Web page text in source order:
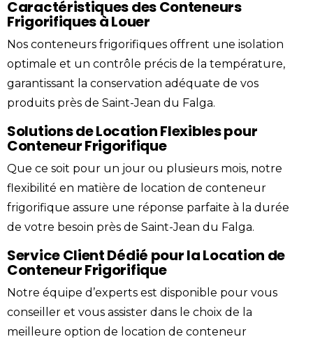
Caractéristiques des Conteneurs
Frigorifiques à Louer
Nos conteneurs frigorifiques offrent une isolation
optimale et un contrôle précis de la température,
garantissant la conservation adéquate de vos
produits près de Saint-Jean du Falga.
Solutions de Location Flexibles pour
Conteneur Frigorifique
Que ce soit pour un jour ou plusieurs mois, notre
flexibilité en matière de location de conteneur
frigorifique assure une réponse parfaite à la durée
de votre besoin près de Saint-Jean du Falga.
Service Client Dédié pour la Location de
Conteneur Frigorifique
Notre équipe d’experts est disponible pour vous
conseiller et vous assister dans le choix de la
meilleure option de location de conteneur